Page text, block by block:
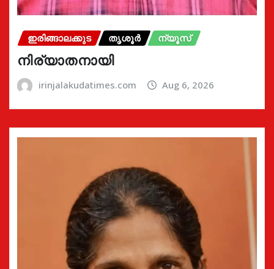
ഇരിങ്ങാലക്കുട തൃശൂർ ന്യൂസ്
നിര്യാതനായി
irinjalakudatimes.com Aug 6, 2026